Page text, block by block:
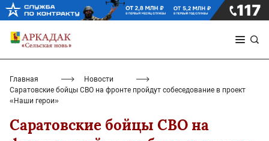
Главная
Новости
Саратовские бойцы СВО на фронте пройдут собеседование в проект
«Наши герои»
Саратовские бойцы СВО на